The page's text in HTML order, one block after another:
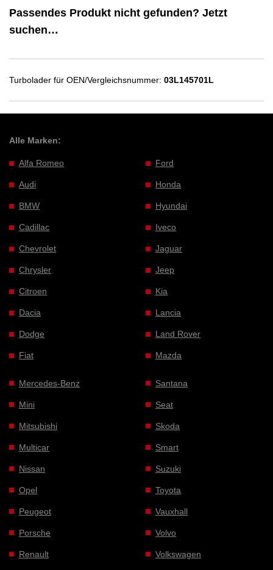
Passendes Produkt nicht gefunden? Jetzt
suchen…
Turbolader für OEN/Vergleichsnummer: 03L145701L
Alle Marken:
Alfa Romeo
Audi
BMW
Cadillac
Chevrolet
Chrysler
Citroen
Dacia
Dodge
Fiat
Ford
Honda
Hyundai
Iveco
Jaguar
Jeep
Kia
Lancia
Land Rover
Mazda
Mercedes-Benz
Mini
Mitsubishi
Multicar
Nissan
Opel
Peugeot
Porsche
Renault
Santana
Seat
Skoda
Smart
Suzuki
Toyota
Vauxhall
Volvo
Volkswagen